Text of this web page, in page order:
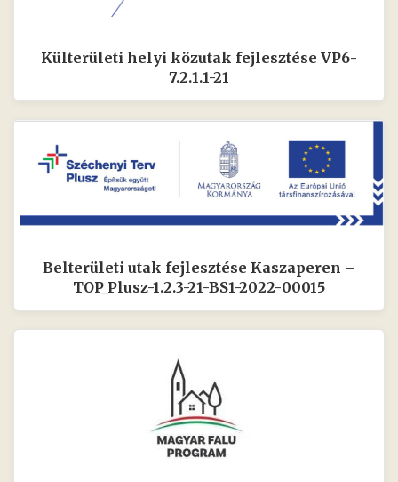
Külterületi helyi közutak fejlesztése VP6-
7.2.1.1-21
Belterületi utak fejlesztése Kaszaperen –
TOP_Plusz-1.2.3-21-BS1-2022-00015